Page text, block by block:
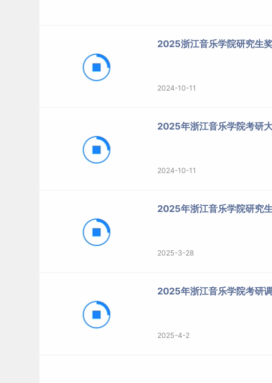
2025浙江音乐学院研究生
2024-10-11
2025年浙江音乐学院考研
2024-10-11
2025年浙江音乐学院研究
2025-3-28
2025年浙江音乐学院考研
2025-4-2